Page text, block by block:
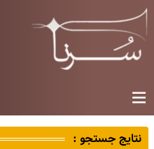
نتایج جستجو :